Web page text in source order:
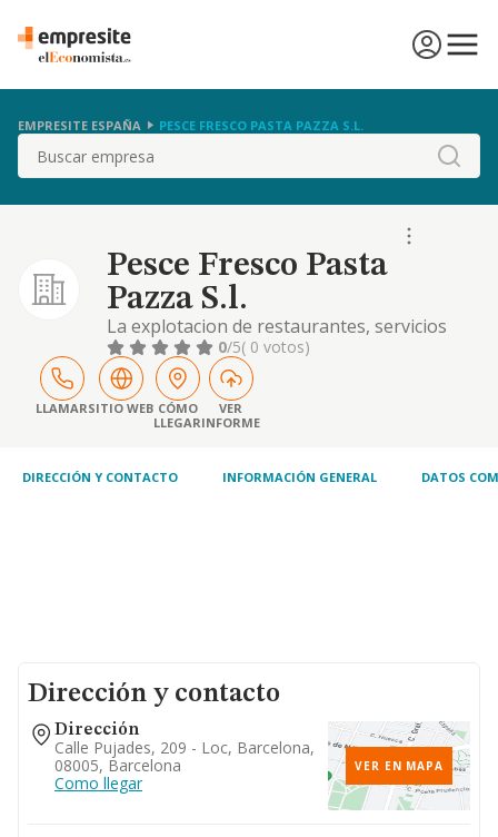
EMPRESITE ESPAÑA PESCE FRESCO PASTA PAZZA S.L.
Buscar
Pesce Fresco Pasta
Pazza S.l.
La explotacion de restaurantes, servicios
hoteleros, hosteleros, discotecas y otros
relacionados con la restauracion
gastronomica y los espectaculos publicos, la
importacion y exportacion de productos
alimenticios, etc
0/5( 0 votos)
LLAMARSITIO WEB CÓMO
LLEGAR
VER
INFORME
DIRECCIÓN Y CONTACTO INFORMACIÓN GENERAL DATOS
Dirección y contacto
Dirección
Calle Pujades, 209 - Loc, Barcelona,
08005, Barcelona
Como llegar
VER EN MAPA